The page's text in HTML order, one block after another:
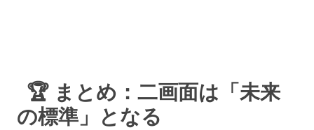
🏆 まとめ：二画面は「未来
の標準」となる